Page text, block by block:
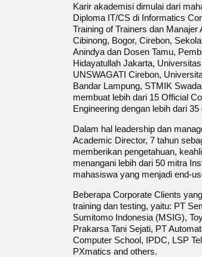
Karir akademisi dimulai dari
Diploma IT/CS di Informatics
Training of Trainers dan
Cibinong, Bogor, Cirebon,
Anindya dan Dosen Tamu,
Hidayatullah Jakarta,
UNSWAGATI Cirebon,
Bandar Lampung, STMIK
membuat lebih dari 15 Official
Engineering dengan lebih dari
Dalam hal leadership dan
Academic Director, 7 tahun
memberikan pengetahuan,
menangani lebih dari 50 mitra
mahasiswa yang menjadi end-
Beberapa Corporate Clients
training dan testing, yaitu: PT
Sumitomo Indonesia (MSIG),
Prakarsa Tani Sejati, PT
Computer School, IPDC, LSP
PXmatics and others.